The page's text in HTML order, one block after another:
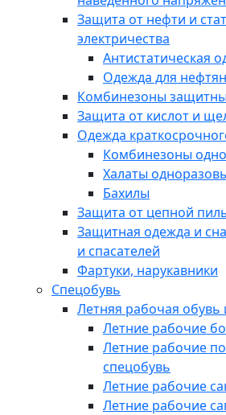
Защита от нефти и
электричества
Антистатическая
Одежда для
Комбинезоны
Защита от кислот и
Одежда
Комбинезоны
Халаты
Бахилы
Защита от цепной
Защитная одежда и
и спасателей
Фартуки, нарукавники
Спецобувь
Летняя рабочая обувь
Летние рабочие
Летние рабочие
спецобувь
Летние рабочие
Летние рабочие